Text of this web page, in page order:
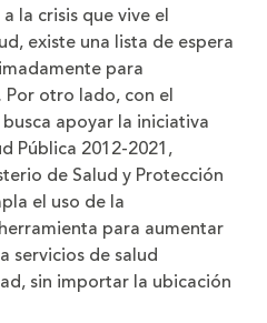
la crisis que vive el
existe una lista de espera
para
otro lado, con el
apoyar la iniciativa
Pública 2012-2021,
de Salud y Protección
el uso de la
para aumentar
servicios de salud
sin importar la ubicación